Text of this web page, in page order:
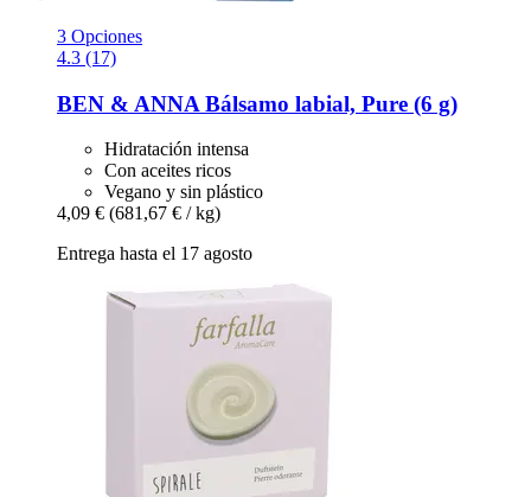
3 Opciones
4.3 (17)
BEN & ANNA Bálsamo labial, Pure (6 g)
Hidratación intensa
Con aceites ricos
Vegano y sin plástico
4,09 € (681,67 € / kg)
Entrega hasta el 17 agosto